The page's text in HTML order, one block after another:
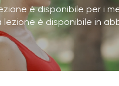
è disponibile per i
lezione è disponibile in